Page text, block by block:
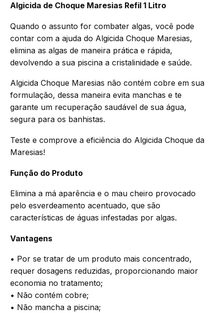
Algicida de Choque Maresias Refil 1 Litro
Quando o assunto for combater algas, você pode
contar com a ajuda do Algicida Choque Maresias,
elimina as algas de maneira prática e rápida,
devolvendo a sua piscina a cristalinidade e saúde.
Algicida Choque Maresias não contém cobre em sua
formulação, dessa maneira evita manchas e te
garante um recuperação saudável de sua água,
segura para os banhistas.
Teste e comprove a eficiência do Algicida Choque da
Maresias!
Função do Produto
Elimina a má aparência e o mau cheiro provocado
pelo esverdeamento acentuado, que são
características de águas infestadas por algas.
Vantagens
• Por se tratar de um produto mais concentrado,
requer dosagens reduzidas, proporcionando maior
economia no tratamento;
• Não contém cobre;
• Não mancha a piscina;